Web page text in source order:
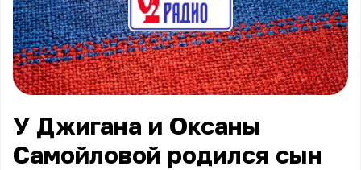
У Джигана и Оксаны
Самойловой родился сын